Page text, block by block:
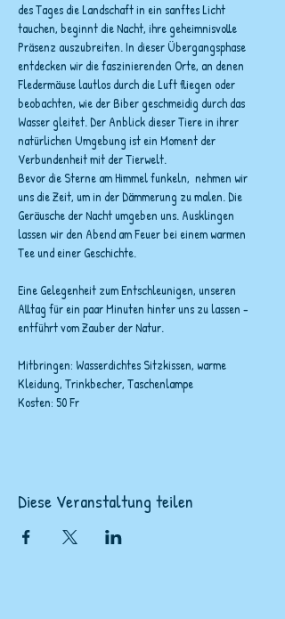
des Tages die Landschaft in ein sanftes Licht
tauchen, beginnt die Nacht, ihre geheimnisvolle
Präsenz auszubreiten. In dieser Übergangsphase
entdecken wir die faszinierenden Orte, an denen
Fledermäuse lautlos durch die Luft fliegen oder
beobachten, wie der Biber geschmeidig durch das
Wasser gleitet. Der Anblick dieser Tiere in ihrer
natürlichen Umgebung ist ein Moment der
Verbundenheit mit der Tierwelt.
Bevor die Sterne am Himmel funkeln,  nehmen wir
uns die Zeit, um in der Dämmerung zu malen. Die
Geräusche der Nacht umgeben uns. Ausklingen
lassen wir den Abend am Feuer bei einem warmen
Tee und einer Geschichte.
Eine Gelegenheit zum Entschleunigen, unseren
Alltag für ein paar Minuten hinter uns zu lassen -
entführt vom Zauber der Natur.
Mitbringen: Wasserdichtes Sitzkissen, warme
Kleidung, Trinkbecher, Taschenlampe
Kosten: 50 Fr
Diese Veranstaltung teilen